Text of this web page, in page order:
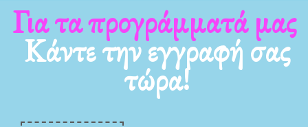
Για τα νέα μας
Κάντε την εγγραφή σας
τώρα!